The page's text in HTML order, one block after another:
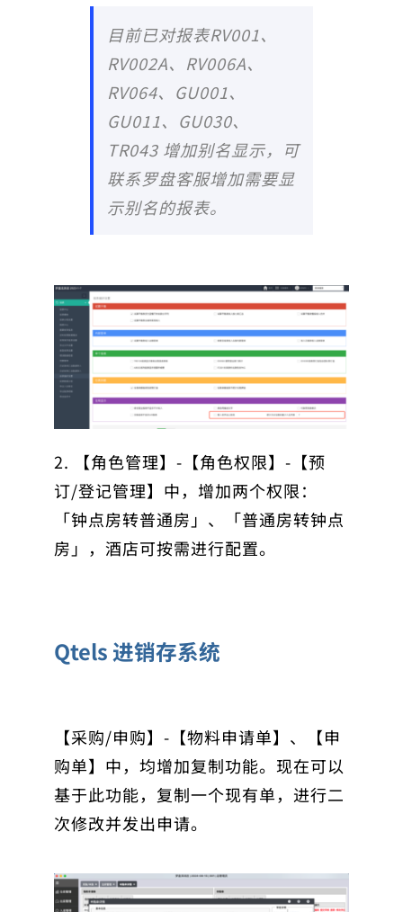
目前已对报表RV001、
RV002A、RV006A、
RV064、GU001、
GU011、GU030、
TR043 增加别名显示，可
联系罗盘客服增加需要显
示别名的报表。
2. 【角色管理】-【角色权限】-【预
订/登记管理】中，增加两个权限：
「钟点房转普通房」、「普通房转钟点
房」，酒店可按需进行配置。
Qtels 进销存系统
【采购/申购】-【物料申请单】、【申
购单】中，均增加复制功能。现在可以
基于此功能，复制一个现有单，进行二
次修改并发出申请。